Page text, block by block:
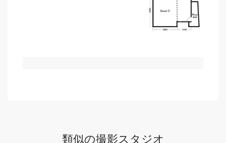
類似の撮影スタジオ